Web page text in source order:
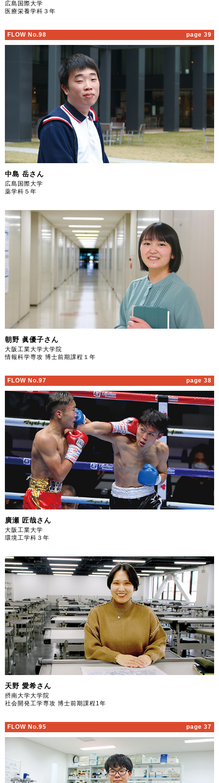
広島国際大学
医療栄養学科３年
FLOW No.98 page 39
広島国際大学
薬学科５年
中島 岳さん
大阪工業大学大学院
情報科学専攻 博士前期課程１年
朝野 眞優子さん
FLOW No.97 page 38
大阪工業大学
環境工学科３年
廣瀬 匠哉さん
摂南大学大学院
社会開発工学専攻 博士前期課程1年
天野 愛希さん
FLOW No.95 page 37